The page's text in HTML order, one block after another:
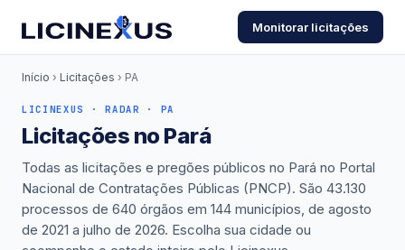
Monitorar licitações
Início › Licitações › PA
LICINEXUS · RADAR · PA
Licitações no Pará
Todas as licitações e pregões públicos no Pará no Portal
Nacional de Contratações Públicas (PNCP). São 43.130
processos de 640 órgãos em 144 municípios, de agosto
de 2021 a julho de 2026. Escolha sua cidade ou